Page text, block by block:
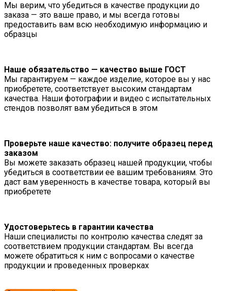
Мы верим, что убедиться в качестве продукции до
заказа — это ваше право, и мы всегда готовы
предоставить вам всю необходимую информацию и
образцы
Наше обязательство — качество выше ГОСТ
Мы гарантируем — каждое изделие, которое вы у нас
приобретете, соответствует высоким стандартам
качества. Наши фотографии и видео с испытательных
стендов позволят вам убедиться в этом
Проверьте наше качество: получите образец перед
заказом
Вы можете заказать образец нашей продукции, чтобы
убедиться в соответствии ее вашим требованиям. Это
даст вам уверенность в качестве товара, который вы
приобретете
Удостоверьтесь в гарантии качества
Наши специалисты по контролю качества следят за
соответствием продукции стандартам. Вы всегда
можете обратиться к ним с вопросами о качестве
продукции и проведенных проверках